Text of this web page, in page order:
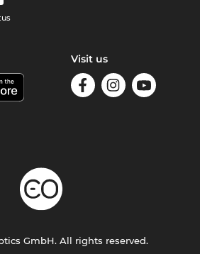
Visit us
GmbH. All rights reserved.